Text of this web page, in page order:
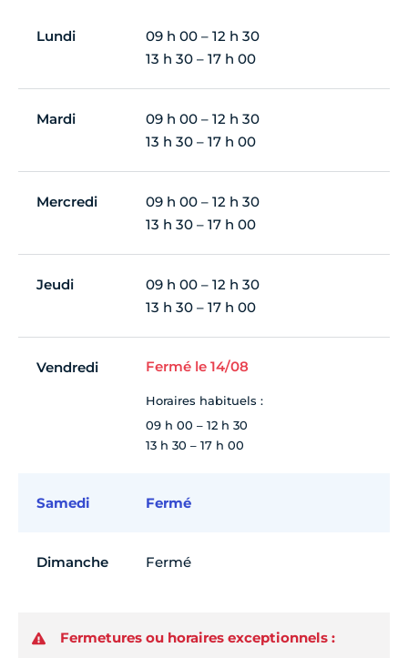
Lundi
09 h 00 – 12 h 30
13 h 30 – 17 h 00
Mardi
09 h 00 – 12 h 30
13 h 30 – 17 h 00
Mercredi
09 h 00 – 12 h 30
13 h 30 – 17 h 00
Jeudi
09 h 00 – 12 h 30
13 h 30 – 17 h 00
Vendredi Fermé le 14/08
Horaires habituels :
09 h 00 – 12 h 30
13 h 30 – 17 h 00
Samedi Fermé
Dimanche Fermé
Fermetures ou horaires exceptionnels :